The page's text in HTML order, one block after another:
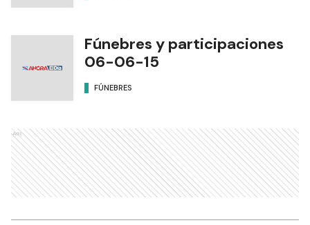
Fúnebres y participaciones
06-06-15
FÚNEBRES
Ads